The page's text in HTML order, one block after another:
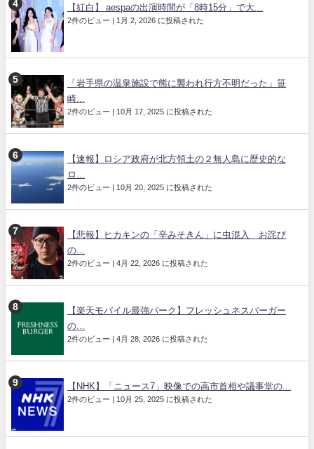
【紅白】 aespaの出演時間が「8時15分」で大...
2件のビュー | 1月 2, 2026 に投稿された
「岩手県の温泉施設で熊に襲われ行方不明だった」笹
崎...
2件のビュー | 10月 17, 2025 に投稿された
【速報】ロシア政府が北方領土の２無人島に歴史的な
ロ...
2件のビュー | 10月 20, 2025 に投稿された
【悲報】ヒカキンの「辛みそきん」に虫混入 お詫び
の...
2件のビュー | 4月 22, 2026 に投稿された
【楽天モバイル最強パーク】フレッシュネスバーガー
の...
2件のビュー | 4月 28, 2026 に投稿された
【NHK】「ニュース7」映像での高市首相や議事堂の...
2件のビュー | 10月 25, 2025 に投稿された